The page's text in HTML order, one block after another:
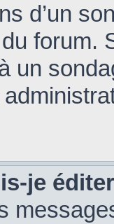
d’un
forum.
un
je